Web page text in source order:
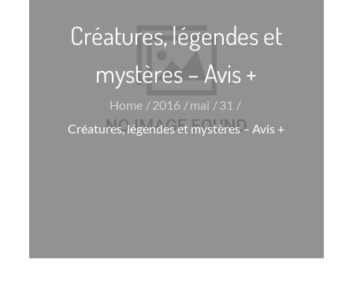
Créatures, légendes et
mystères – Avis +
Home 2016 mai
31
Créatures, légendes et mystères – Avis +